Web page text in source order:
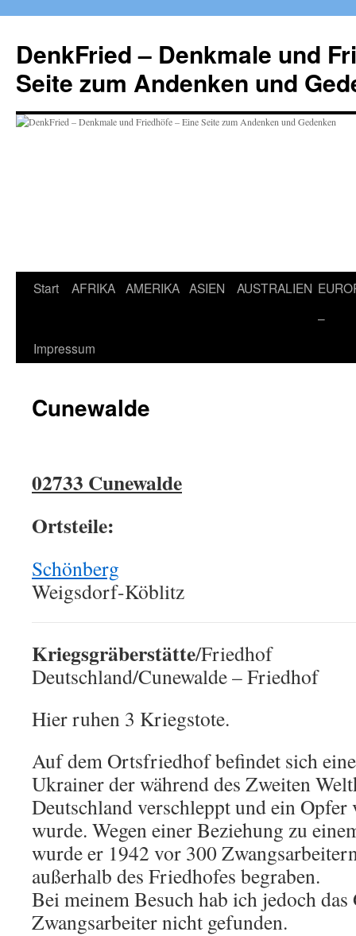
springen
DenkFried – Denkmale und
Seite zum Andenken und
Start AFRIKA AMERIKA ASIEN AUSTRALIEN
–
Impressum
Cunewalde
02733 Cunewalde
Ortsteile:
Schönberg
Weigsdorf-Köblitz
Kriegsgräberstätte/Friedhof
Deutschland/Cunewalde – Friedhof
Hier ruhen 3 Kriegstote.
Auf dem Ortsfriedhof befindet sich
Ukrainer der während des Zweiten
Deutschland verschleppt und ein Opfer
wurde. Wegen einer Beziehung zu
wurde er 1942 vor 300
außerhalb des Friedhofes begraben.
Bei meinem Besuch hab ich jedoch
Zwangsarbeiter nicht gefunden.